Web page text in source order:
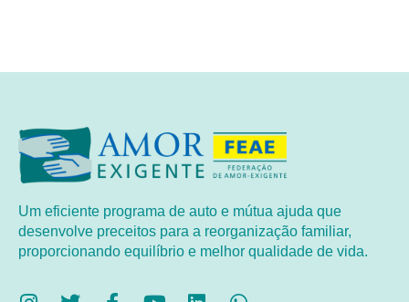
Um eficiente programa de auto e mútua ajuda que
desenvolve preceitos para a reorganização familiar,
proporcionando equilíbrio e melhor qualidade de vida.